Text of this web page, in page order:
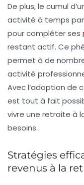
De plus, le cumul
activité à temps
pour compléter ses
restant actif. Ce
permet à de
activité
Avec l’adoption de
est tout à fait
vivre une retraite à
besoins.
Stratégies
revenus à la